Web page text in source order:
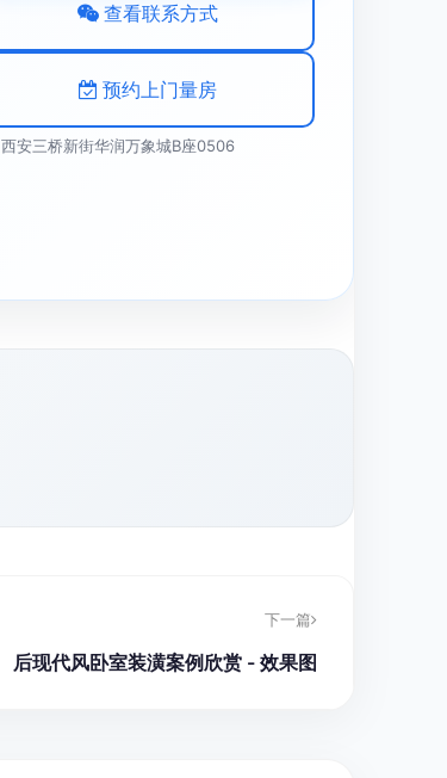
查看联系方式
预约上门量房
西安三桥新街华润万象城B座0506
下一篇
后现代风卧室装潢案例欣赏 - 效果图